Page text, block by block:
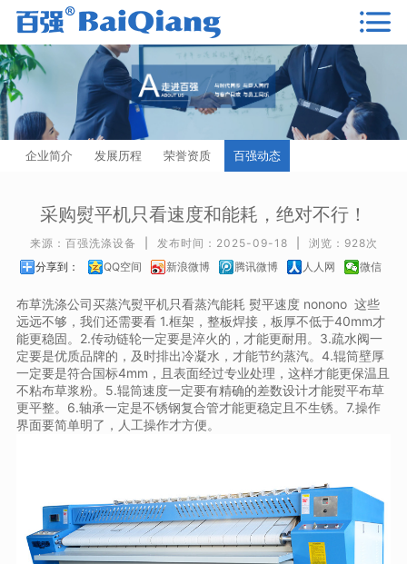
企业简介 发展历程 荣誉资质 百强动态
采购熨平机只看速度和能耗，绝对不行！
来源：百强洗涤设备 发布时间：2025-09-18
浏览：928次
分享到：
QQ空间 新浪微博 腾讯微博 人人网 微信
布草洗涤公司买蒸汽熨平机只看蒸汽能耗 熨平速度 nonono 这些
远远不够，我们还需要看 1.框架，整板焊接，板厚不低于40mm才
能更稳固。2.传动链轮一定要是淬火的，才能更耐用。3.疏水阀一
定要是优质品牌的，及时排出冷凝水，才能节约蒸汽。4.辊筒壁厚
一定要是符合国标4mm，且表面经过专业处理，这样才能更保温且
不粘布草浆粉。5.辊筒速度一定要有精确的差数设计才能熨平布草
更平整。6.轴承一定是不锈钢复合管才能更稳定且不生锈。7.操作
界面要简单明了，人工操作才方便。